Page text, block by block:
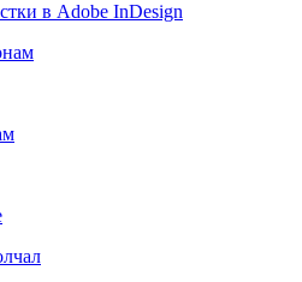
в Adobe InDesign